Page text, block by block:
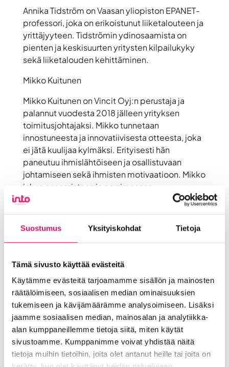
Suostumus Yksityiskohdat Tietoja
Tämä sivusto käyttää evästeitä
Käytämme evästeitä tarjoamamme sisällön ja mainosten
räätälöimiseen, sosiaalisen median ominaisuuksien
tukemiseen ja kävijämäärämme analysoimiseen. Lisäksi
jaamme sosiaalisen median, mainosalan ja analytiikka-
alan kumppaneillemme tietoja siitä, miten käytät
sivustoamme. Kumppanimme voivat yhdistää näitä
tietoja muihin tietoihin, joita olet antanut heille tai joita on
Annika Tidström on Vaasan yliopiston EPANET-
professori, joka on erikoistunut liiketalouteen ja
yrittäjyyteen. Tidströmin ydinosaamista on
pienten ja keskisuurten yritysten kilpailukyky
sekä liiketalouden kehittäminen.
Mikko Kuitunen
Mikko Kuitunen on Vincit Oyj:n perustaja ja
palannut vuodesta 2018 jälleen yrityksen
toimitusjohtajaksi. Mikko tunnetaan
innostuneesta ja innovatiivisesta otteesta, joka
ei jätä kuulijaa kylmäksi. Erityisesti hän
paneutuu ihmislähtöiseen ja osallistuvaan
johtamiseen sekä ihmisten motivaatioon. Mikko
jakaa osaamistaan ja oppimaansa
mahdollisimman laajasti. Hän kertoo julkisesti
askelista.
tapahtumassa. Puheenvuorojen yhteydessä
pääset nauttimaan Sedun opiskelijoista ja
opettajista koostuvan tiimin herkullisista ruuista
ja maukkaista juomista. Kuulostaa hyvältä, eikö
vain!